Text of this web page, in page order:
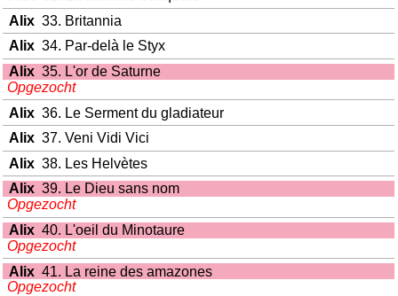
Alix33. Britannia
Alix34. Par-delà le Styx
Alix35. L'or de Saturne
Opgezocht
Alix36. Le Serment du gladiateur
Alix37. Veni Vidi Vici
Alix38. Les Helvètes
Alix39. Le Dieu sans nom
Opgezocht
Alix40. L'oeil du Minotaure
Opgezocht
Alix41. La reine des amazones
Opgezocht